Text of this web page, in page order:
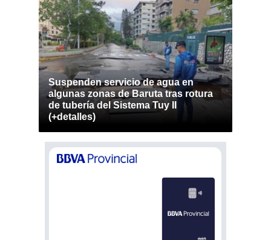
Suspenden servicio de agua en
algunas zonas de Baruta tras rotura
de tubería del Sistema Tuy II
(+detalles)